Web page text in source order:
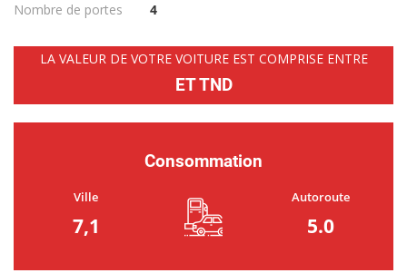
Nombre de portes
4
LA VALEUR DE VOTRE VOITURE EST COMPRISE ENTRE
ET TND
Consommation
Ville
7,1
Autoroute
5.0